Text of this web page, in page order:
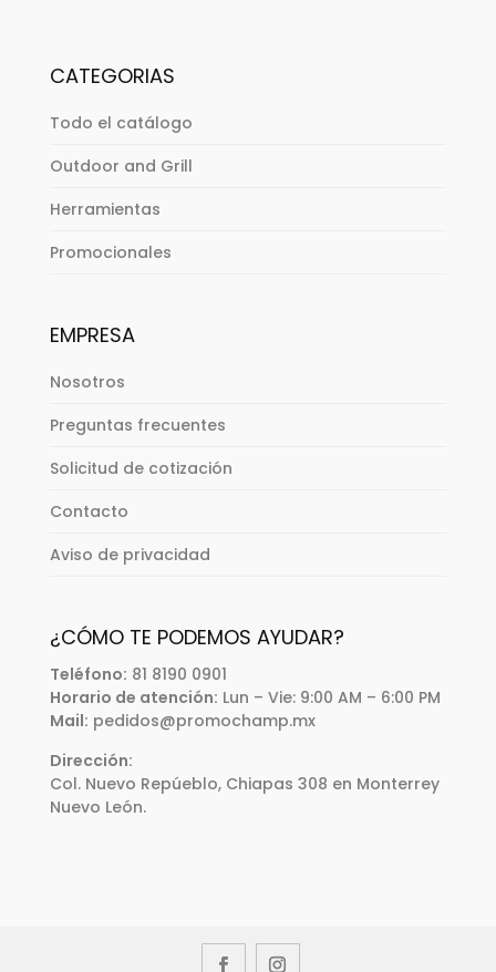
CATEGORIAS
Todo el catálogo
Outdoor and Grill
Herramientas
Promocionales
EMPRESA
Nosotros
Preguntas frecuentes
Solicitud de cotización
Contacto
Aviso de privacidad
¿CÓMO TE PODEMOS AYUDAR?
Teléfono: 81 8190 0901
Horario de atención: Lun – Vie: 9:00 AM – 6:00 PM
Mail: pedidos@promochamp.mx
Dirección:
Col. Nuevo Repúeblo, Chiapas 308 en Monterrey
Nuevo León.